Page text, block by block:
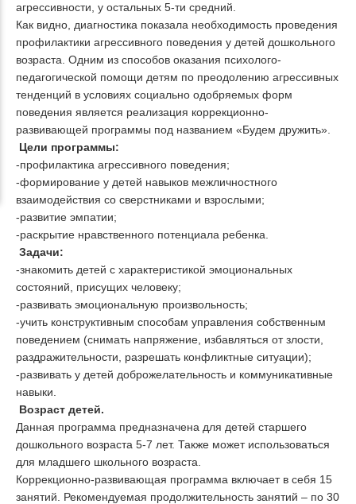
агрессивности, у остальных 5-ти средний.
Как видно, диагностика показала необходимость проведения
профилактики агрессивного поведения у детей дошкольного
возраста. Одним из способов оказания психолого-
педагогической помощи детям по преодолению агрессивных
тенденций в условиях социально одобряемых форм
поведения является реализация коррекционно-
развивающей программы под названием «Будем дружить».
Цели программы:
-профилактика агрессивного поведения;
-формирование у детей навыков межличностного
взаимодействия со сверстниками и взрослыми;
-развитие эмпатии;
-раскрытие нравственного потенциала ребенка.
Задачи:
-знакомить детей с характеристикой эмоциональных
состояний, присущих человеку;
-развивать эмоциональную произвольность;
-учить конструктивным способам управления собственным
поведением (снимать напряжение, избавляться от злости,
раздражительности, разрешать конфликтные ситуации);
-развивать у детей доброжелательность и коммуникативные
навыки.
Возраст детей.
Данная программа предназначена для детей старшего
дошкольного возраста 5-7 лет. Также может использоваться
для младшего школьного возраста.
Коррекционно-развивающая программа включает в себя 15
занятий. Рекомендуемая продолжительность занятий – по 30